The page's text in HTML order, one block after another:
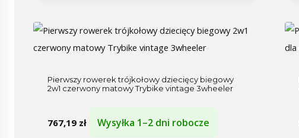
Pierwszy rowerek trójkołowy dziecięcy biegowy
2w1 czerwony matowy Trybike vintage 3wheeler
767,19 zł Wysyłka 1–2 dni robocze